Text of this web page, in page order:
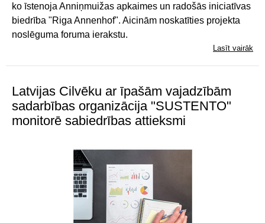
ko īstenoja Anniņmuižas apkaimes un radošās iniciatīvas
biedrība "Riga Annenhof". Aicinām noskatīties projekta
noslēguma foruma ierakstu.
Lasīt vairāk
Latvijas Cilvēku ar īpašām vajadzībām
sadarbības organizācija "SUSTENTO"
monitorē sabiedrības attieksmi